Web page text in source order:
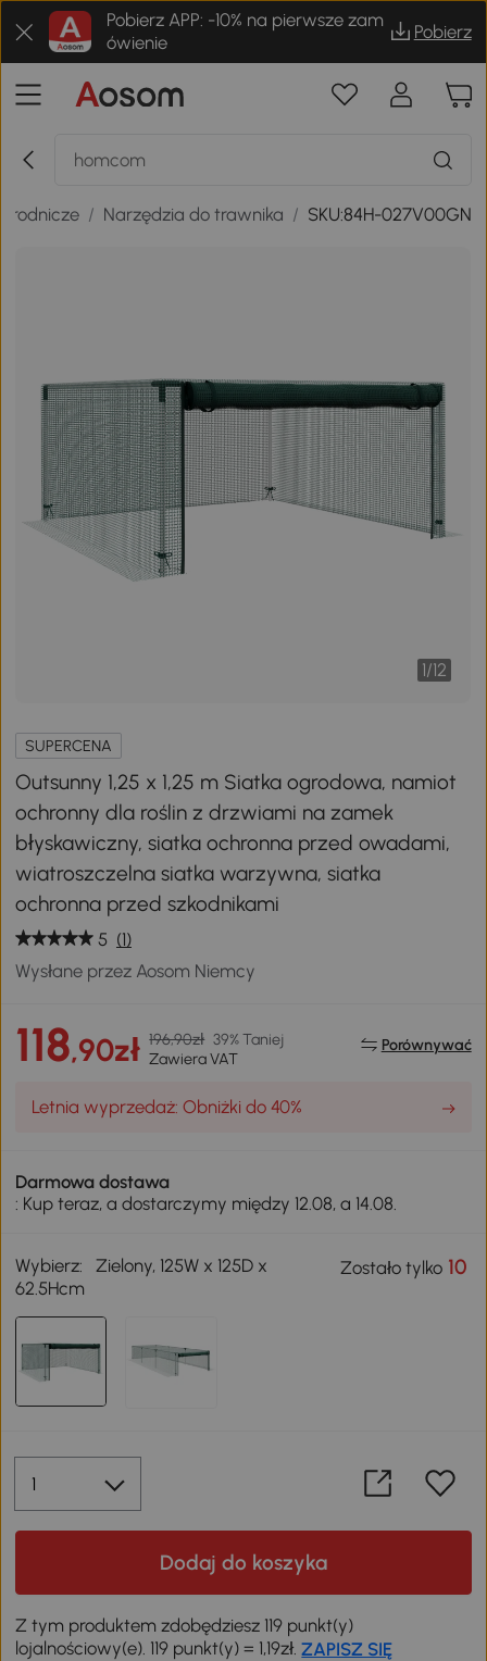
Pobierz APP: -10% na pierwsze zam
ówienie
Pobierz
/ Narzędzia do trawnika / SKU:84H-027V00GN
1/12
SUPERCENA
Outsunny 1,25 x 1,25 m Siatka ogrodowa, namiot
ochronny dla roślin z drzwiami na zamek
błyskawiczny, siatka ochronna przed owadami,
wiatroszczelna siatka warzywna, siatka
ochronna przed szkodnikami
5 (1)
Wysłane przez Aosom Niemcy
118,90zł 196,90zł 39% Taniej
Zawiera VAT
Porównywać
Letnia wyprzedaż: Obniżki do 40%
Darmowa dostawa
: Kup teraz, a dostarczymy między 12.08, a 14.08.
Wybierz:
Zielony, 125W x 125D x
62.5Hcm
Zostało tylko10
Dodaj do koszyka
Z tym produktem zdobędziesz 119 punkt(y)
lojalnościowy(e). 119 punkt(y) = 1,19zł.ZAPISZ SIĘ